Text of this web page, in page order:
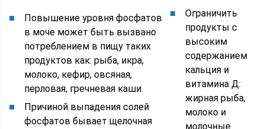
Повышение уровня фосфатов
в моче может быть вызвано
потреблением в пищу таких
продуктов как: рыба, икра,
молоко, кефир, овсяная,
перловая, гречневая каши.
Причиной выпадения солей
фосфатов бывает щелочная
Ограничить
продукты с
высоким
содержанием
кальция и
витамина Д:
жирная рыба,
молоко и
молочные